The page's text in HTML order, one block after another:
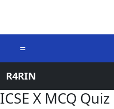
=
R4RIN
ICSE X MCQ